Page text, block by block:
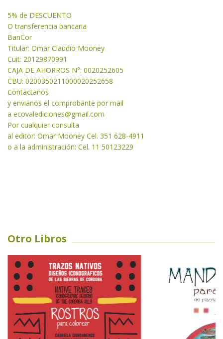
5% de DESCUENTO
O transferencia bancaria
BanCor
Titular: Omar Claudio Mooney
Cuit: 20129870991
CAJA DE AHORROS N°: 0020252605
CBU: 0200350211000020252658
Contactanos
y envianos el comprobante por mail
a ecovalediciones@gmail.com
Por cualquier consulta
al editor: Omar Mooney Cel. 351 628-4911
o a la administración: Cel. 11 50123229
Otro Libros